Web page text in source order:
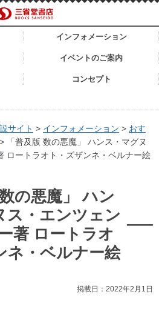
インフォメーション
イベントのご案内
コンセプト
サイト > インフォメーション > おす
>
「普及版 数の悪魔」 ハンス・マグヌ
ロートラオト・ズザンネ・ベルナー絵
数の悪魔」 ハン
ス・エンツェン
著 ロートラオ
ネ・ベルナー絵
掲載日：2022年2月1日